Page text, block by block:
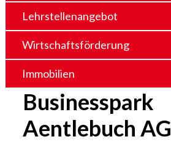
Lehrstellenangebot
Wirtschaftsförderung
Immobilien
Businesspark
Aentlebuch AG